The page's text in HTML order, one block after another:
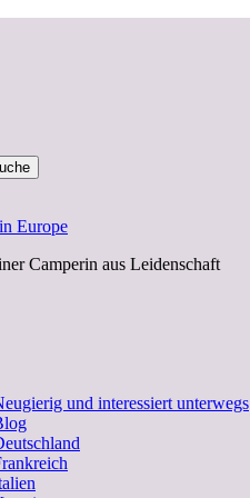
Europe
Camperin aus Leidenschaft
und interessiert unterwegs